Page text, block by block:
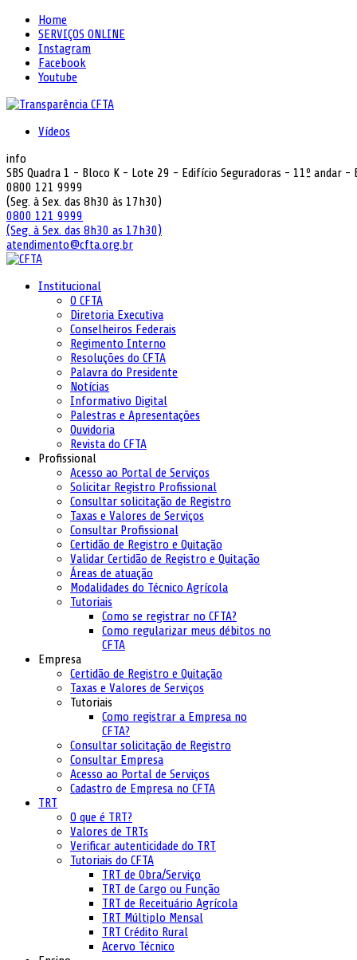
Home
SERVIÇOS ONLINE
Instagram
Facebook
Youtube
Vídeos
info
SBS Quadra 1 - Bloco K - Lote 29 - Edifício Seguradoras - 11º andar
0800 121 9999
(Seg. à Sex. das 8h30 às 17h30)
0800 121 9999
(Seg. à Sex. das 8h30 as 17h30)
atendimento@cfta.org.br
Institucional
O CFTA
Diretoria Executiva
Conselheiros Federais
Regimento Interno
Resoluções do CFTA
Palavra do Presidente
Notícias
Informativo Digital
Palestras e Apresentações
Ouvidoria
Revista do CFTA
Profissional
Acesso ao Portal de Serviços
Solicitar Registro Profissional
Consultar solicitação de Registro
Taxas e Valores de Serviços
Consultar Profissional
Certidão de Registro e Quitação
Validar Certidão de Registro e Quitação
Áreas de atuação
Modalidades do Técnico Agrícola
Tutoriais
Como se registrar no CFTA?
Como regularizar meus débitos no
CFTA
Empresa
Certidão de Registro e Quitação
Taxas e Valores de Serviços
Tutoriais
Como registrar a Empresa no
CFTA?
Consultar solicitação de Registro
Consultar Empresa
Acesso ao Portal de Serviços
Cadastro de Empresa no CFTA
TRT
O que é TRT?
Valores de TRTs
Verificar autenticidade do TRT
Tutoriais do CFTA
TRT de Obra/Serviço
TRT de Cargo ou Função
TRT de Receituário Agrícola
TRT Múltiplo Mensal
TRT Crédito Rural
Acervo Técnico